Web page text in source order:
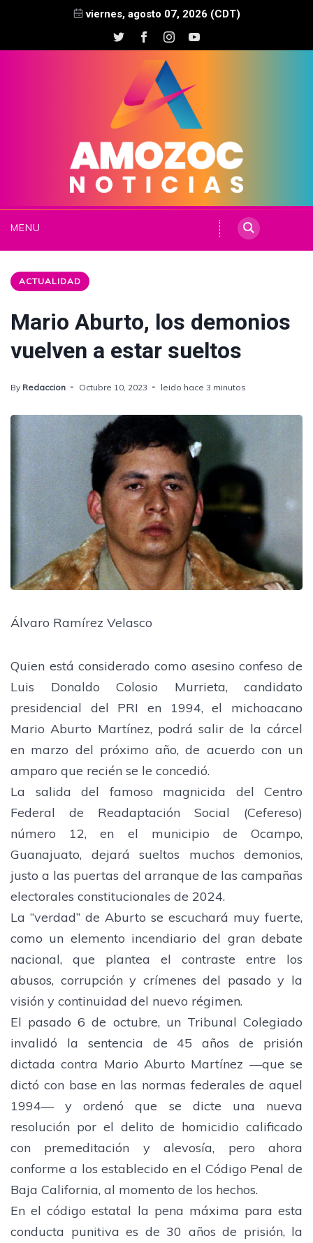
viernes, agosto 07, 2026 (CDT)
MENU
ACTUALIDAD
Mario Aburto, los demonios
vuelven a estar sueltos
By Redaccion Octubre 10, 2023 leido hace 3 minutos
Álvaro Ramírez Velasco
Quien está considerado como asesino confeso de
Luis Donaldo Colosio Murrieta, candidato
presidencial del PRI en 1994, el michoacano
Mario Aburto Martínez, podrá salir de la cárcel
en marzo del próximo año, de acuerdo con un
amparo que recién se le concedió.
La salida del famoso magnicida del Centro
Federal de Readaptación Social (Cefereso)
número 12, en el municipio de Ocampo,
Guanajuato, dejará sueltos muchos demonios,
justo a las puertas del arranque de las campañas
electorales constitucionales de 2024.
La “verdad” de Aburto se escuchará muy fuerte,
como un elemento incendiario del gran debate
nacional, que plantea el contraste entre los
abusos, corrupción y crímenes del pasado y la
visión y continuidad del nuevo régimen.
El pasado 6 de octubre, un Tribunal Colegiado
invalidó la sentencia de 45 años de prisión
dictada contra Mario Aburto Martínez —que se
dictó con base en las normas federales de aquel
1994— y ordenó que se dicte una nueva
resolución por el delito de homicidio calificado
con premeditación y alevosía, pero ahora
conforme a los establecido en el Código Penal de
Baja California, al momento de los hechos.
En el código estatal la pena máxima para esta
conducta punitiva es de 30 años de prisión, la